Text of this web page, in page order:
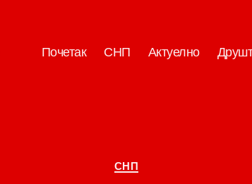
Почетак СНП Актуелно
Категорије
СНП